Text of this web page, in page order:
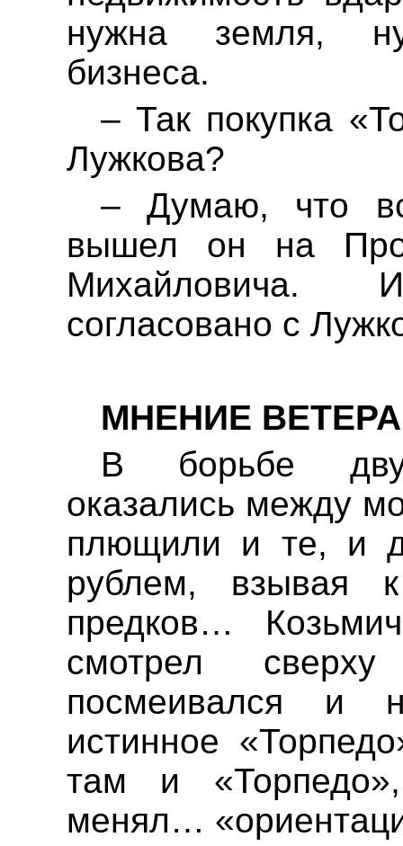
нужна земля,
бизнеса.
– Так покупка
Лужкова?
– Думаю, что
вышел он на
Михайловича. И
согласовано с
МНЕНИЕ
В борьбе
оказались между
плющили и те, и
рублем, взывая
предков…
смотрел
посмеивался и
истинное
там и
менял…